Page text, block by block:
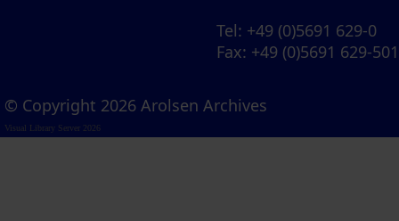
Tel: +49 (0)5691 629-0
Fax: +49 (0)5691 629-501
© Copyright 2026 Arolsen Archives
Visual Library Server 2026